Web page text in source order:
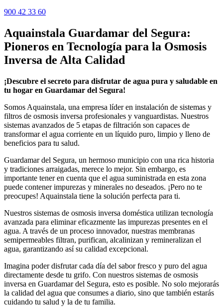
900 42 33 60
Aquainstala Guardamar del Segura:
Pioneros en Tecnología para la Osmosis
Inversa de Alta Calidad
¡Descubre el secreto para disfrutar de agua pura y saludable en
tu hogar en Guardamar del Segura!
Somos Aquainstala, una empresa líder en instalación de sistemas y
filtros de osmosis inversa profesionales y vanguardistas. Nuestros
sistemas avanzados de 5 etapas de filtración son capaces de
transformar el agua corriente en un líquido puro, limpio y lleno de
beneficios para tu salud.
Guardamar del Segura, un hermoso municipio con una rica historia
y tradiciones arraigadas, merece lo mejor. Sin embargo, es
importante tener en cuenta que el agua suministrada en esta zona
puede contener impurezas y minerales no deseados. ¡Pero no te
preocupes! Aquainstala tiene la solución perfecta para ti.
Nuestros sistemas de osmosis inversa doméstica utilizan tecnología
avanzada para eliminar eficazmente las impurezas presentes en el
agua. A través de un proceso innovador, nuestras membranas
semipermeables filtran, purifican, alcalinizan y remineralizan el
agua, garantizando así su calidad excepcional.
Imagina poder disfrutar cada día del sabor fresco y puro del agua
directamente desde tu grifo. Con nuestros sistemas de osmosis
inversa en Guardamar del Segura, esto es posible. No solo mejorarás
la calidad del agua que consumes a diario, sino que también estarás
cuidando tu salud y la de tu familia.